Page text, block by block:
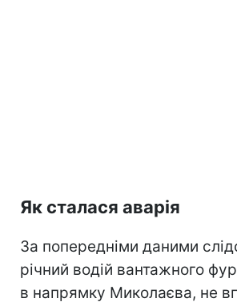
Як сталася аварія
За попередніми даними
річний водій вантажного
в напрямку Миколаєва, не